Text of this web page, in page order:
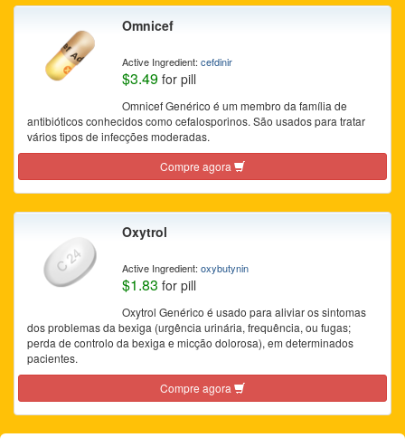
Omnicef
Active Ingredient: cefdinir
$3.49 for pill
Omnicef Genérico é um membro da família de
antibióticos conhecidos como cefalosporinos. São usados para tratar
vários tipos de infecções moderadas.
Compre agora
Oxytrol
Active Ingredient: oxybutynin
$1.83 for pill
Oxytrol Genérico é usado para aliviar os sintomas
dos problemas da bexiga (urgência urinária, frequência, ou fugas;
perda de controlo da bexiga e micção dolorosa), em determinados
pacientes.
Compre agora